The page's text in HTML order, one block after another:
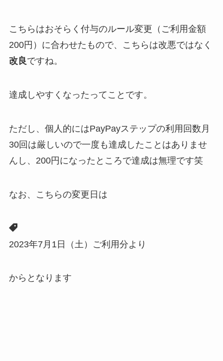
こちらはおそらく付与のルール変更（ご利用金額
200円）に合わせたもので、こちらは改悪ではなく
改良ですね。
達成しやすくなったってことです。
ただし、個人的にはPayPayステップの利用回数月
30回は厳しいので一度も達成したことはありませ
んし、200円になったところで達成は無理です笑
なお、こちらの変更日は
2023年7月1日（土）ご利用分より
からとなります